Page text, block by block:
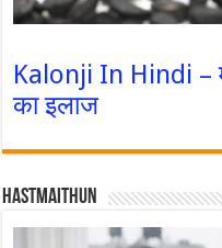
Kalonji In Hindi –
का इलाज
Hastmaithun